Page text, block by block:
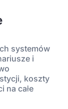
systemów
i
koszty
na całe